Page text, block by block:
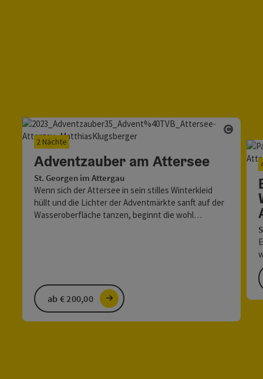
2 Nächte
Adventzauber am Attersee
St. Georgen im Attergau
Wenn sich der Attersee in sein stilles Winterkleid
hüllt und die Lichter der Adventmärkte sanft auf der
Wasseroberfläche tanzen, beginnt die wohl…
ab € 200,00